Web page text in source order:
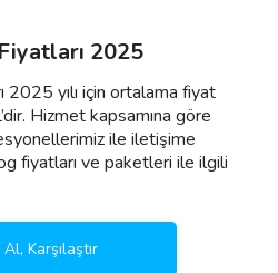
2025
yılı için ortalama fiyat
Hizmet kapsamına göre
ile iletişime
fiyatları ve paketleri ile ilgili
Karşılaştır